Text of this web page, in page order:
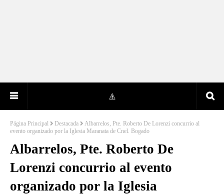
Página Principal Destacada
Albarrelos, Pte. Roberto De Lorenzi concurrio al
evento organizado por la Iglesia Maranata de Cnel. Bogado
Albarrelos, Pte. Roberto De
Lorenzi concurrio al evento
organizado por la Iglesia